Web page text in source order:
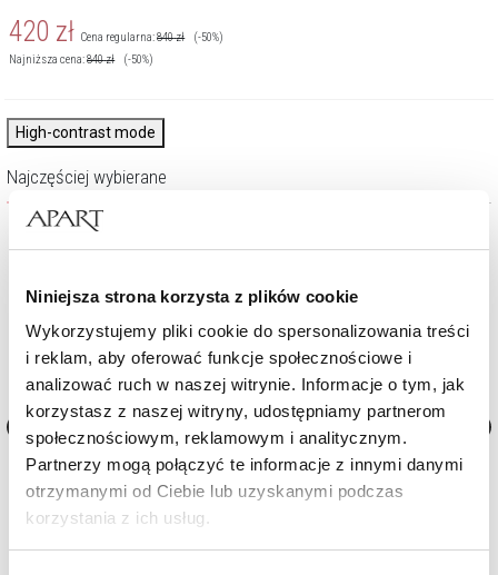
Niniejsza strona korzysta z plików cookie
Wykorzystujemy pliki cookie do spersonalizowania treści
i reklam, aby oferować funkcje społecznościowe i
analizować ruch w naszej witrynie. Informacje o tym, jak
korzystasz z naszej witryny, udostępniamy partnerom
społecznościowym, reklamowym i analitycznym.
Partnerzy mogą połączyć te informacje z innymi danymi
otrzymanymi od Ciebie lub uzyskanymi podczas
korzystania z ich usług.
420 zł Cena regularna:840zł
(-50%)
Najniższa cena:840zł (-50%)
High-contrast mode
Najczęściej wybierane
Zegarek damski Bergstern Brilliance
940
Zegarek damski Bergstern